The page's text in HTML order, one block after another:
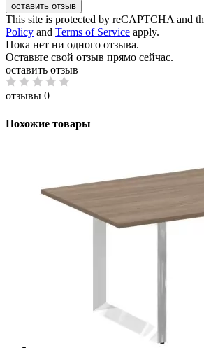
оставить отзыв
This site is protected by reCAPTCHA and
Policy and Terms of Service apply.
Пока нет ни одного отзыва.
Оставьте свой отзыв прямо сейчас.
оставить отзыв
отзывы 0
Похожие товары